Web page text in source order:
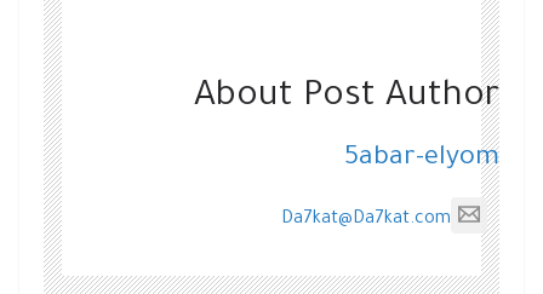
About Post Author
5abar-elyom
Da7kat@Da7kat.com